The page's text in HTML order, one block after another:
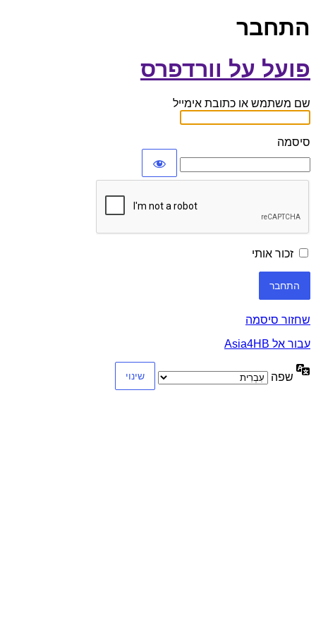
התחבר
פועל על וורדפרס
שם משתמש או כתובת אימייל
סיסמה
זכור אותי
שחזור סיסמה
עבור אל Asia4HB
שפה